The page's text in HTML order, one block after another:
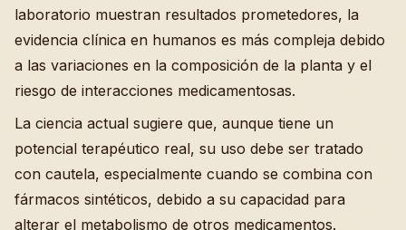
laboratorio muestran resultados prometedores, la
evidencia clínica en humanos es más compleja debido
a las variaciones en la composición de la planta y el
riesgo de interacciones medicamentosas.
La ciencia actual sugiere que, aunque tiene un
potencial terapéutico real, su uso debe ser tratado
con cautela, especialmente cuando se combina con
fármacos sintéticos, debido a su capacidad para
alterar el metabolismo de otros medicamentos.